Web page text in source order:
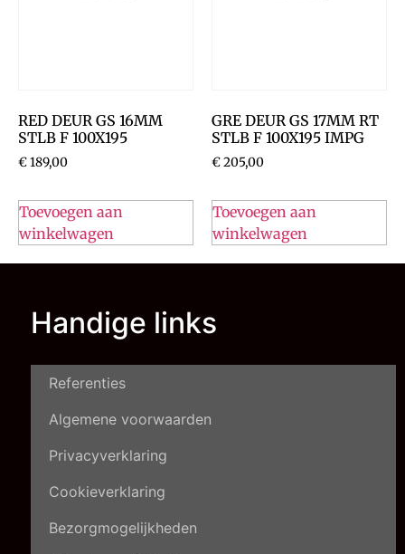
RED DEUR GS 16MM
STLB F 100X195
€189,00
Toevoegen aan
winkelwagen
GRE DEUR GS 17MM RT
STLB F 100X195 IMPG
€205,00
Toevoegen aan
winkelwagen
Handige links
Referenties
Algemene voorwaarden
Privacyverklaring
Cookieverklaring
Bezorgmogelijkheden